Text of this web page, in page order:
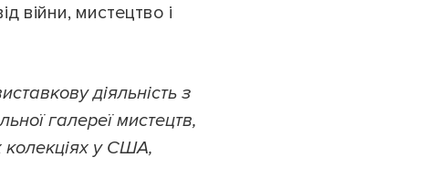
війни, мистецтво і
діяльність з
галереї мистецтв,
колекціях у США,